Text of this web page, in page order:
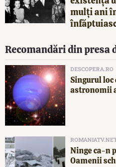
mulți ani
Recomandări din presa
DESCOPERA.RO
Singurul loc
astronomii
Ninge ca-n
Oamenii